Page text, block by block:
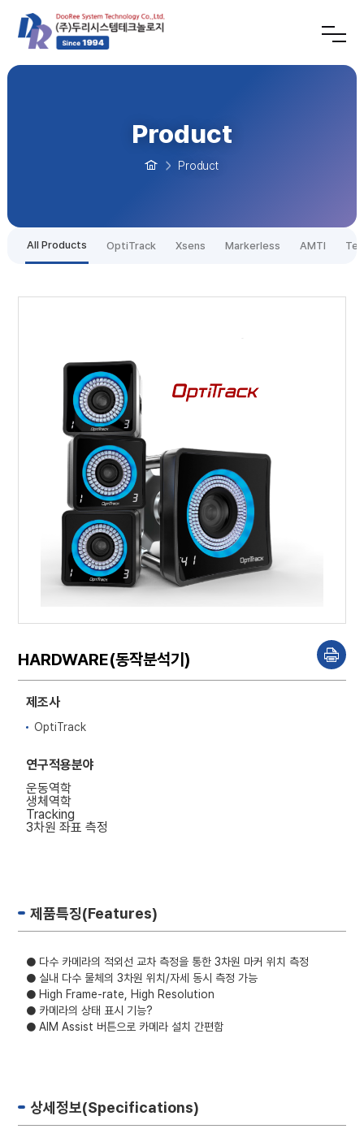
Product
Product
All Products OptiTrack Xsens Markerless AMTI
P
r
i
HARDWARE(동작분석기)
제조사
OptiTrack
연구적용분야
운동역학
생체역학
Tracking
3차원 좌표 측정
제품특징(Features)
● 다수 카메라의 적외선 교차 측정을 통한 3차원 마커 위치 측정
● 실내 다수 물체의 3차원 위치/자세 동시 측정 가능
● High Frame-rate, High Resolution
● 카메라의 상태 표시 기능?
● AIM Assist 버튼으로 카메라 설치 간편함
상세정보(Specifications)